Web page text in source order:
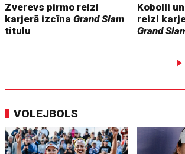
Zverevs pirmo reizi
karjerā izcīnaGrand Slam
titulu
Kobolli
reizi
Grand
VOLEJBOLS